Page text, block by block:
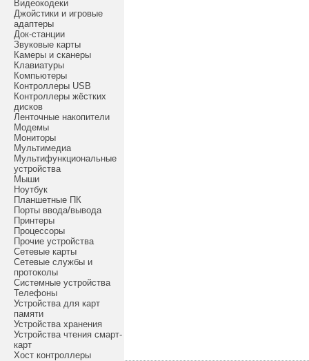
Видеокодеки
Джойстики и игровые
адаптеры
Док-станции
Звуковые карты
Камеры и сканеры
Клавиатуры
Компьютеры
Контроллеры USB
Контроллеры жёстких
дисков
Ленточные накопители
Модемы
Мониторы
Мультимедиа
Мультифункциональные
устройства
Мыши
Ноутбук
Планшетные ПК
Порты ввода/вывода
Принтеры
Процессоры
Прочие устройства
Сетевые карты
Сетевые службы и
протоколы
Системные устройства
Телефоны
Устройства для карт
памяти
Устройства хранения
Устройства чтения смарт-
карт
Хост контроллеры